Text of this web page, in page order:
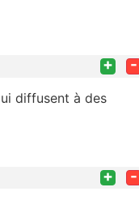
+ -
diffusent à des
+ -